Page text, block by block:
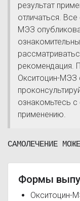
результат
отличаться.
МЭЗ
рекомендация.
Окситоцин-МЭЗ
ознакомьтесь
применению.
САМОЛЕЧЕНИЕ
Формы
Окситоцин-